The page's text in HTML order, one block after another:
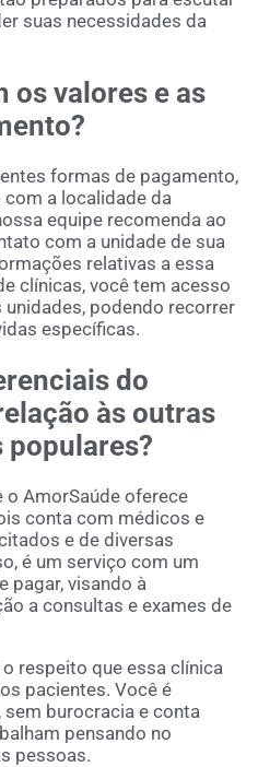
suas necessidades da
os valores e as
formas de pagamento,
a localidade da
equipe recomenda ao
com a unidade de sua
relativas a essa
clínicas, você tem acesso
podendo recorrer
específicas.
do
às outras
o AmorSaúde oferece
conta com médicos e
e de diversas
é um serviço com um
pagar, visando à
a consultas e exames de
respeito que essa clínica
pacientes. Você é
burocracia e conta
pensando no
pessoas.